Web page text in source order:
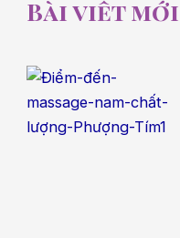
Bài viết mới